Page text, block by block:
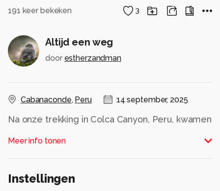
191 keer bekeken 3
Altijd een weg
door estherzandman
Cabanaconde, Peru 14 september, 2025
Na onze trekking in Colca Canyon, Peru, kwamen
dit beeld zich aan, De mannen gezellig met
elkaar babbelend op een stoepje voor het nog
Alle rechten voorbehouden
Meer info tonen
Instellingen